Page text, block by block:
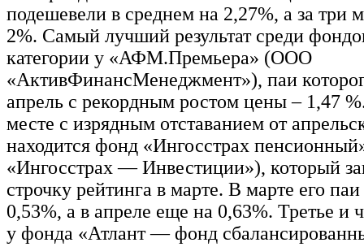
подешевели в среднем на 2,27%, а за три
2%. Самый лучший результат среди
категории у «АФМ.Премьера» (ООО
«АктивФинансМенеджмент»), паи
апрель с рекордным ростом цены – 1,47
месте с изрядным отставанием от
находится фонд «Ингосстрах
«Ингосстрах — Инвестиции»), который
строчку рейтинга в марте. В марте его
0,53%, а в апреле еще на 0,63%. Третье и
у фонда «Атлант — фонд